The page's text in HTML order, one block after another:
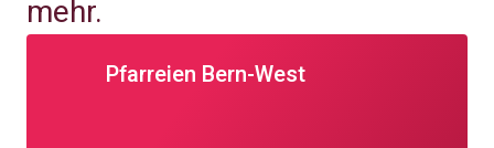
mehr.
Pfarreien Bern-West